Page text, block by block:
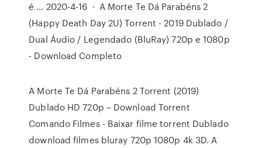
é … 2020-4-16 · A Morte Te Dá Parabéns 2
(Happy Death Day 2U) Torrent - 2019 Dublado /
Dual Áudio / Legendado (BluRay) 720p e 1080p
- Download Completo
A Morte Te Dá Parabéns 2 Torrent (2019)
Dublado HD 720p – Download Torrent
Comando Filmes - Baixar filme torrent Dublado
download filmes bluray 720p 1080p 4k 3D. A